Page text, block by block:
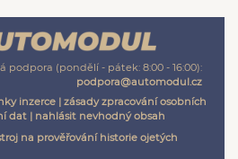
podpora (pondělí - pátek: 8:00 - 16:00):
podpora@automodul.cz
inzerce | zásady zpracování osobních
dat | nahlásit nevhodný obsah
na prověřování historie ojetých